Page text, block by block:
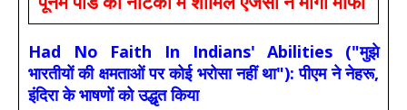
Had No Faith In Indians' Abilities ("मुझे
भारतीयों की क्षमताओं पर कोई भरोसा नहीं था"): पीएम ने नेहरू,
इंदिरा के भाषणों को उद्धृत किया